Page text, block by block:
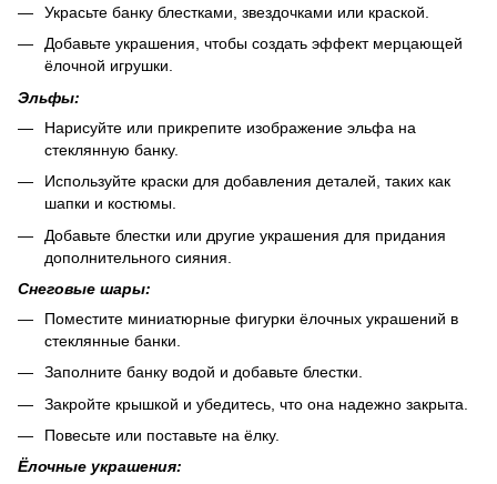
Украсьте банку блестками, звездочками или краской.
Добавьте украшения, чтобы создать эффект мерцающей
ёлочной игрушки.
Эльфы:
Нарисуйте или прикрепите изображение эльфа на
стеклянную банку.
Используйте краски для добавления деталей, таких как
шапки и костюмы.
Добавьте блестки или другие украшения для придания
дополнительного сияния.
Снеговые шары:
Поместите миниатюрные фигурки ёлочных украшений в
стеклянные банки.
Заполните банку водой и добавьте блестки.
Закройте крышкой и убедитесь, что она надежно закрыта.
Повесьте или поставьте на ёлку.
Ёлочные украшения: